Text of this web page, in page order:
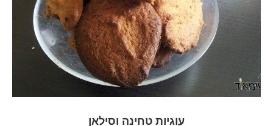
עוגיות טחינה וסילאן